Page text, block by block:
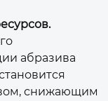
абразива
снижающим